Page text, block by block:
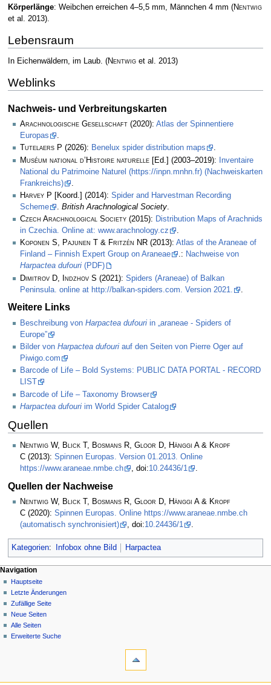
Körperlänge: Weibchen erreichen 4–5,5 mm, Männchen 4 mm (Nentwig
et al. 2013).
Lebensraum
In Eichenwäldern, im Laub. (Nentwiget al. 2013)
Weblinks
Nachweis- und Verbreitungskarten
Arachnologische Gesellschaft (2020): Atlas der Spinnentiere
Europas
.
Tutelaers P (2026): Benelux spider distribution maps
.
Muséum national d’Histoire naturelle [Ed.] (2003–2019):
Inventaire
National du Patrimoine Naturel (https://inpn.mnhn.fr) (Nachweiskarten
Frankreichs)
Harvey P [Koord.] (2014): Spider and Harvestman Recording
Scheme
. British Arachnological Society.
Czech Arachnological Society (2015): Distribution Maps of Arachnids
in Czechia. Online at: www.arachnology.cz
.
Koponen S, Pajunen T & Fritzén NR (2013): Atlas of the Araneae of
Finland – Finnish Expert Group on Araneae
.: Nachweise von
Harpactea dufouri (PDF)
Dimitrov D, Indzhov S (2021): Spiders (Araneae) of Balkan
Peninsula. online at http://balkan-spiders.com. Version 2021.
Weitere Links
Beschreibung von Harpactea dufouri in „araneae - Spiders of
Europe”
Bilder von Harpactea dufouri auf den Seiten von Pierre Oger auf
Piwigo.com
Barcode of Life – Bold Systems: PUBLIC DATA PORTAL - RECORD
LIST
Barcode of Life – Taxonomy Browser
Harpactea dufouri im World Spider Catalog
Quellen
Nentwig W, Blick T, Bosmans R, Gloor D, Hänggi A & Kropf
C (2013): Spinnen Europas. Version 01.2013. Online
https://www.araneae.nmbe.ch
, doi:10.24436/1 .
Quellen der Nachweise
Nentwig W, Blick T, Bosmans R, Gloor D, Hänggi A & Kropf
C (2020): Spinnen Europas. Online https://www.araneae.nmbe.ch
(automatisch synchronisiert)
, doi:10.24436/1 .
Kategorien: Infobox ohne Bild Harpactea
Navigation
Hauptseite
Letzte Änderungen
Zufällige Seite
Neue Seiten
Alle Seiten
Erweiterte Suche